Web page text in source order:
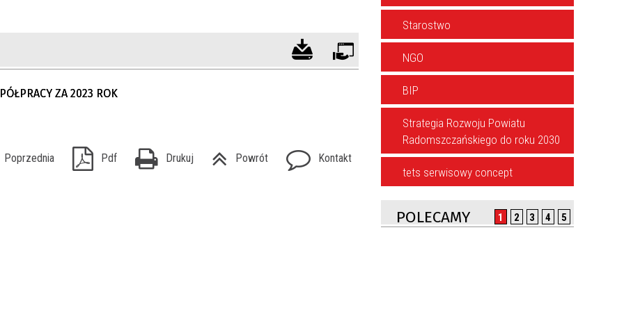
ZA 2023 ROK
Poprzednia Pdf Drukuj Powrót Kontakt
Starostwo
NGO
BIP
Strategia Rozwoju Powiatu
Radomszczańskiego do roku 2030
tets serwisowy concept
POLECAMY 1 2 3 4 5